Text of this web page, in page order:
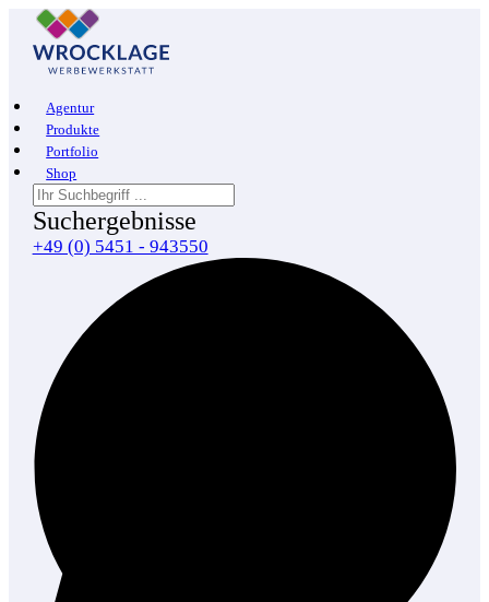
Agentur
Produkte
Portfolio
Shop
Suchergebnisse
+49 (0) 5451 - 943550